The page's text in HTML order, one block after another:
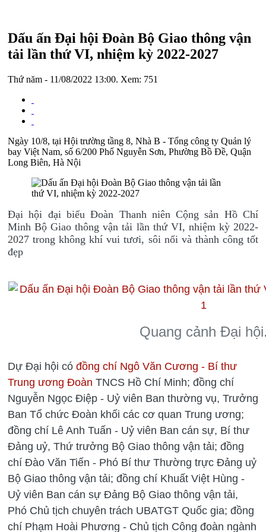
Dấu ấn Đại hội Đoàn Bộ Giao thông vận
tải lần thứ VI, nhiệm kỳ 2022-2027
Thứ năm - 11/08/2022 13:00. Xem: 751
Ngày 10/8, tại Hội trường tầng 8, Nhà B - Tổng công ty Quản lý
bay Việt Nam, số 6/200 Phố Nguyễn Sơn, Phường Bồ Đề, Quận
Long Biên, Hà Nội
Đại hội đại biểu Đoàn Thanh niên Cộng sản Hồ Chí
Minh Bộ Giao thông vận tải lần thứ VI, nhiệm kỳ 2022-
2027 trong không khí vui tươi, sôi nổi và thành công tốt
đẹp
Quang cảnh Đại
Dự Đại hội có đồng chí Ngô Văn Cương - Bí thư
Trung ương Đoàn TNCS Hồ Chí Minh; đồng chí
Nguyễn Ngọc Điệp - Uỷ viên Ban thường vụ, Trưởng
Ban Tổ chức Đoàn khối các cơ quan Trung ương;
đồng chí Lê Anh Tuấn - Uỷ viên Ban cán sự, Bí thư
Đảng uỷ, Thứ trưởng Bộ Giao thông vận tải; đồng
chí Đào Văn Tiến - Phó Bí thư Thường trực Đảng uỷ
Bộ Giao thông vận tải; đồng chí Khuất Việt Hùng -
Uỷ viên Ban cán sự Đảng Bộ Giao thông vận tải,
Phó Chủ tịch chuyên trách UBATGT Quốc gia; đồng
chí Phạm Hoài Phương - Chủ tịch Công đoàn ngành